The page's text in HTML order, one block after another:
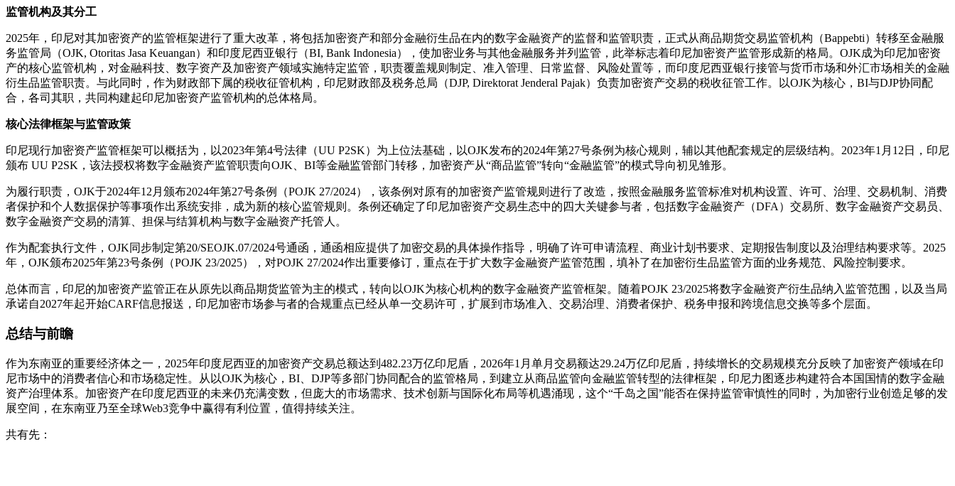
监管机构及其分工
2025年，印尼对其加密资产的监管框架进行了重大改革，将包括加密资产和部分金融衍生品在内的数字金融资产的监督和监管职责，正式从商品期货交易监管机构（Bappebti）转移至金融服
务监管局（OJK, Otoritas Jasa Keuangan）和印度尼西亚银行（BI, Bank Indonesia），使加密业务与其他金融服务并列监管，此举标志着印尼加密资产监管形成新的格局。OJK成为印尼加密资
产的核心监管机构，对金融科技、数字资产及加密资产领域实施特定监管，职责覆盖规则制定、准入管理、日常监督、风险处置等，而印度尼西亚银行接管与货币市场和外汇市场相关的金融
衍生品监管职责。与此同时，作为财政部下属的税收征管机构，印尼财政部及税务总局（DJP, Direktorat Jenderal Pajak）负责加密资产交易的税收征管工作。以OJK为核心，BI与DJP协同配
合，各司其职，共同构建起印尼加密资产监管机构的总体格局。
核心法律框架与监管政策
印尼现行加密资产监管框架可以概括为，以2023年第4号法律（UU P2SK）为上位法基础，以OJK发布的2024年第27号条例为核心规则，辅以其他配套规定的层级结构。2023年1月12日，印尼
颁布 UU P2SK，该法授权将数字金融资产监管职责向OJK、BI等金融监管部门转移，加密资产从“商品监管”转向“金融监管”的模式导向初见雏形。
为履行职责，OJK于2024年12月颁布2024年第27号条例（POJK 27/2024），该条例对原有的加密资产监管规则进行了改造，按照金融服务监管标准对机构设置、许可、治理、交易机制、消费
者保护和个人数据保护等事项作出系统安排，成为新的核心监管规则。条例还确定了印尼加密资产交易生态中的四大关键参与者，包括数字金融资产（DFA）交易所、数字金融资产交易员、
数字金融资产交易的清算、担保与结算机构与数字金融资产托管人。
作为配套执行文件，OJK同步制定第20/SEOJK.07/2024号通函，通函相应提供了加密交易的具体操作指导，明确了许可申请流程、商业计划书要求、定期报告制度以及治理结构要求等。2025
年，OJK颁布2025年第23号条例（POJK 23/2025），对POJK 27/2024作出重要修订，重点在于扩大数字金融资产监管范围，填补了在加密衍生品监管方面的业务规范、风险控制要求。
总体而言，印尼的加密资产监管正在从原先以商品期货监管为主的模式，转向以OJK为核心机构的数字金融资产监管框架。随着POJK 23/2025将数字金融资产衍生品纳入监管范围，以及当局
承诺自2027年起开始CARF信息报送，印尼加密市场参与者的合规重点已经从单一交易许可，扩展到市场准入、交易治理、消费者保护、税务申报和跨境信息交换等多个层面。
总结与前瞻
作为东南亚的重要经济体之一，2025年印度尼西亚的加密资产交易总额达到482.23万亿印尼盾，2026年1月单月交易额达29.24万亿印尼盾，持续增长的交易规模充分反映了加密资产领域在印
尼市场中的消费者信心和市场稳定性。从以OJK为核心，BI、DJP等多部门协同配合的监管格局，到建立从商品监管向金融监管转型的法律框架，印尼力图逐步构建符合本国国情的数字金融
资产治理体系。加密资产在印度尼西亚的未来仍充满变数，但庞大的市场需求、技术创新与国际化布局等机遇涌现，这个“千岛之国”能否在保持监管审慎性的同时，为加密行业创造足够的发
展空间，在东南亚乃至全球Web3竞争中赢得有利位置，值得持续关注。
共有先：